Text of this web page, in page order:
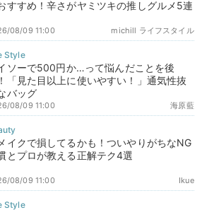
すすめ！辛さがヤミツキの推しグルメ5連
michill ライフスタイル
08/09 11:00
ソーで500円か…って悩んだことを後
「見た目以上に使いやすい！」通気性抜
バッグ
海原藍
08/09 11:00
イクで損してるかも！ついやりがちなNG
とプロが教える正解テク4選
Ikue
08/09 11:00